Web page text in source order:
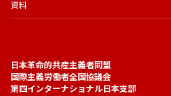
資料
日本革命的共産主義者同盟
国際主義労働者全国協議会
第四インターナショナル日本支部